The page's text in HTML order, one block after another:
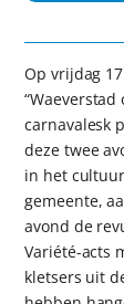
Op vrijdag
“Waeverstad
carnavalesk
deze twee
in het
gemeente,
avond de
Variété-acts
kletsers uit